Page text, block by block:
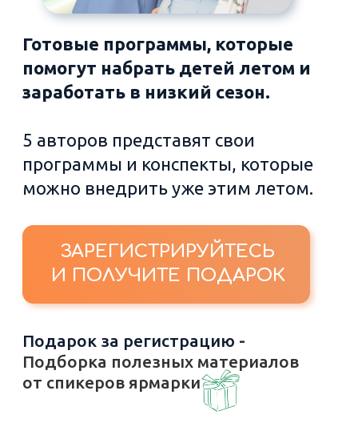
Выберите те, которыеподойдут
вашему центру
Задайте вопросы авторам и
специальные условия
Узнайте,какие программы
Подарок за регистрацию -
Подборка полезных материалов
И ПОЛУЧИТЕ ПОДАРОК